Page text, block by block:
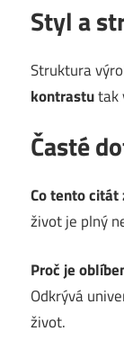
Styl a
Struktura
kontrastutak
Časté
Co tento citát
život je plný
Proč je
Odkrývá
život.